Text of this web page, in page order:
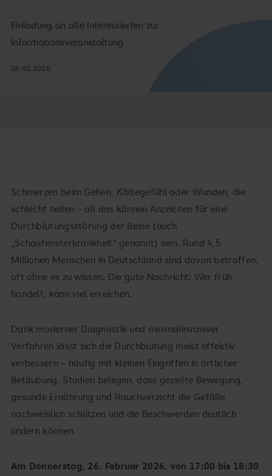
Einladung an alle Interessierten zur
Informationsveranstaltung
06.02.2026
Schmerzen beim Gehen, Kältegefühl oder Wunden, die
schlecht heilen – all das können Anzeichen für eine
Durchblutungsstörung der Beine (auch
„Schaufensterkrankheit“ genannt) sein. Rund 4,5
Millionen Menschen in Deutschland sind davon betroffen,
oft ohne es zu wissen. Die gute Nachricht: Wer früh
handelt, kann viel erreichen.
Dank moderner Diagnostik und minimalinvasiver
Verfahren lässt sich die Durchblutung meist effektiv
verbessern – häufig mit kleinen Eingriffen in örtlicher
Betäubung. Studien belegen, dass gezielte Bewegung,
gesunde Ernährung und Rauchverzicht die Gefäße
nachweislich schützen und die Beschwerden deutlich
lindern können.
Am Donnerstag, 26. Februar 2026, von 17:00 bis 18:30